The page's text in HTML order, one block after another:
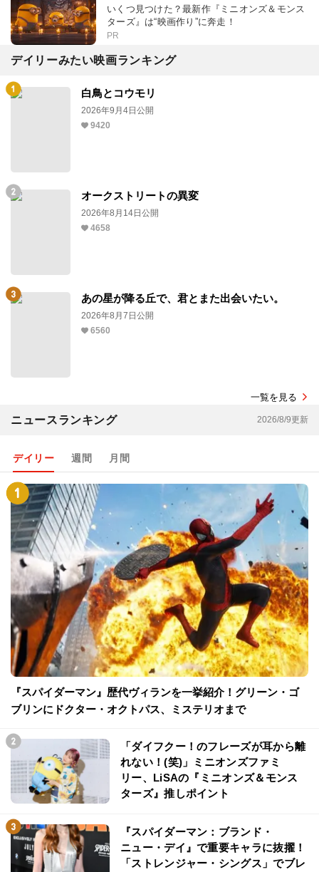
いくつ見つけた？最新作『ミニオンズ＆モンス
ターズ』は“映画作り”に奔走！
PR
デイリーみたい映画ランキング
白鳥とコウモリ
2026年9月4日公開
9420
オークストリートの異変
2026年8月14日公開
4658
あの星が降る丘で、君とまた出会いたい。
2026年8月7日公開
6560
一覧を見る
ニュースランキング 2026/8/9更新
デイリー 週間 月間
『スパイダーマン』歴代ヴィランを一挙紹介！グリーン・ゴ
ブリンにドクター・オクトパス、ミステリオまで
「ダイフクー！のフレーズが耳から離
れない！(笑)」ミニオンズファミ
リー、LiSAの『ミニオンズ＆モンス
ターズ』推しポイント
『スパイダーマン：ブランド・
ニュー・デイ』で重要キャラに抜擢！
「ストレンジャー・シングス」でブレ